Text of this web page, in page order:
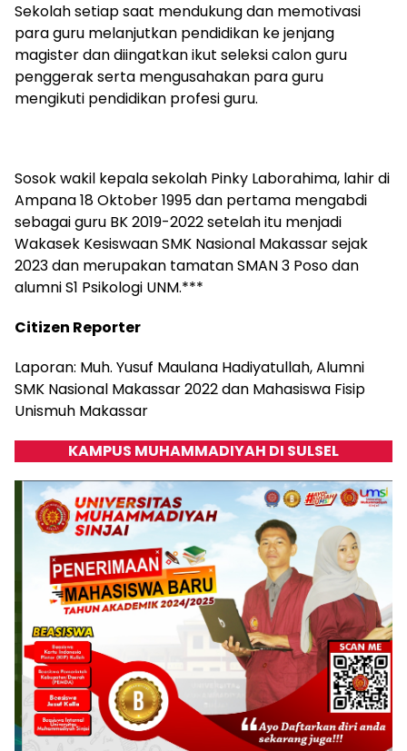
Sekolah setiap saat mendukung dan memotivasi
para guru melanjutkan pendidikan ke jenjang
magister dan diingatkan ikut seleksi calon guru
penggerak serta mengusahakan para guru
mengikuti pendidikan profesi guru.
Sosok wakil kepala sekolah Pinky Laborahima, lahir di
Ampana 18 Oktober 1995 dan pertama mengabdi
sebagai guru BK 2019-2022 setelah itu menjadi
Wakasek Kesiswaan SMK Nasional Makassar sejak
2023 dan merupakan tamatan SMAN 3 Poso dan
alumni S1 Psikologi UNM.***
Citizen Reporter
Laporan: Muh. Yusuf Maulana Hadiyatullah, Alumni
SMK Nasional Makassar 2022 dan Mahasiswa Fisip
Unismuh Makassar
KAMPUS MUHAMMADIYAH DI SULSEL